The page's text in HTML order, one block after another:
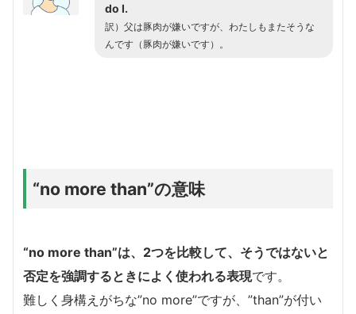
do I.
訳）父は豚肉が嫌いですが、わたしもまたそうな
んです（豚肉が嫌いです）。
“no more than”の意味
“no more than”は、2つを比較して、そうではないと
否定を強調するときによく使われる表現です。
難しく身構えがちな”no more”ですが、”than”が付い